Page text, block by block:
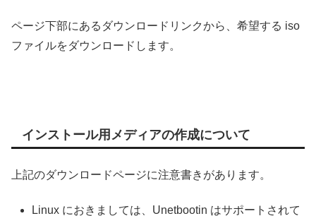
ページ下部にあるダウンロードリンクから、希望する iso
ファイルをダウンロードします。
インストール用メディアの作成について
上記のダウンロードページに注意書きがあります。
Linux におきましては、Unetbootin はサポートされて